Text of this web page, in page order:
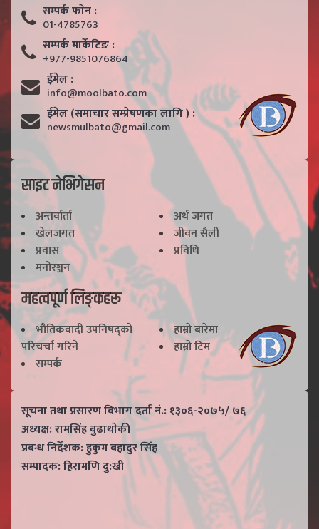
सम्पर्क फाेन :
01-4785763
सम्पर्क मार्केटिङ :
+977-9851076864
ईमेल :
info@moolbato.com
ईमेल (समाचार सम्प्रेषणका लागि ) :
newsmulbato@gmail.com
साइट नेभिगेसन
अन्तर्वार्ता
अर्थ जगत
खेलजगत
जीवन सैली
प्रवास
प्रविधि
मनोरञ्जन
महत्वपूर्ण लिङ्कहरू
भाैतिकवादी उपनिषद्काे
परिचर्चा गरिने
हाम्राे बारेमा
हाम्राे टिम
सम्पर्क
सूचना तथा प्रसारण विभाग दर्ता नं.: १३०६-२०७५/ ७६
अध्यक्ष: रामसिंह बुढाथाेकी
प्रबन्ध निर्देशक: हुकुम बहादुर सिंह
सम्पादक: हिरामणि दु:खी